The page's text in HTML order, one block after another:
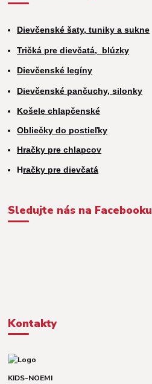
Dievčenské šaty, tuniky a sukne
Tričká pre dievčatá, blúzky
Dievčenské legíny
Dievčenské pančuchy, silonky
Košele chlapčenské
Obliečky do postieľky
Hračky pre chlapcov
Hračky pre dievčatá
Sledujte nás na Facebooku
Kontakty
KIDS-NOEMI